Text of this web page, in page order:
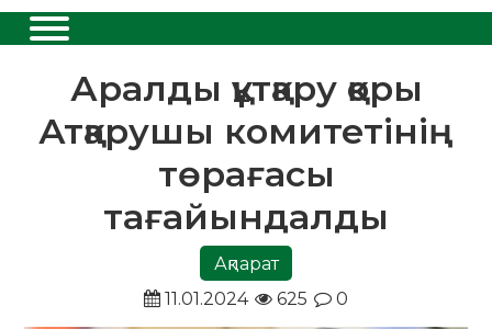
Аралды құтқару қоры
Атқарушы комитетінің
төрағасы
тағайындалды
Ақпарат
11.01.2024
625 0